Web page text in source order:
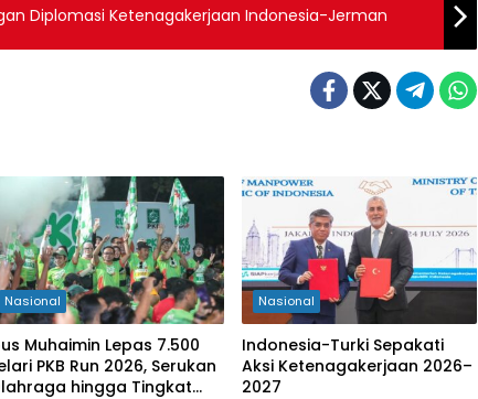
Diplomasi Ketenagakerjaan Indonesia-Jerman
Nasional
Muhaimin Lepas 7.500
PKB Run 2026, Serukan
hingga Tingkat
Nasional
Indonesia-Turki Sepakati
Aksi Ketenagakerjaan 2026–
2027